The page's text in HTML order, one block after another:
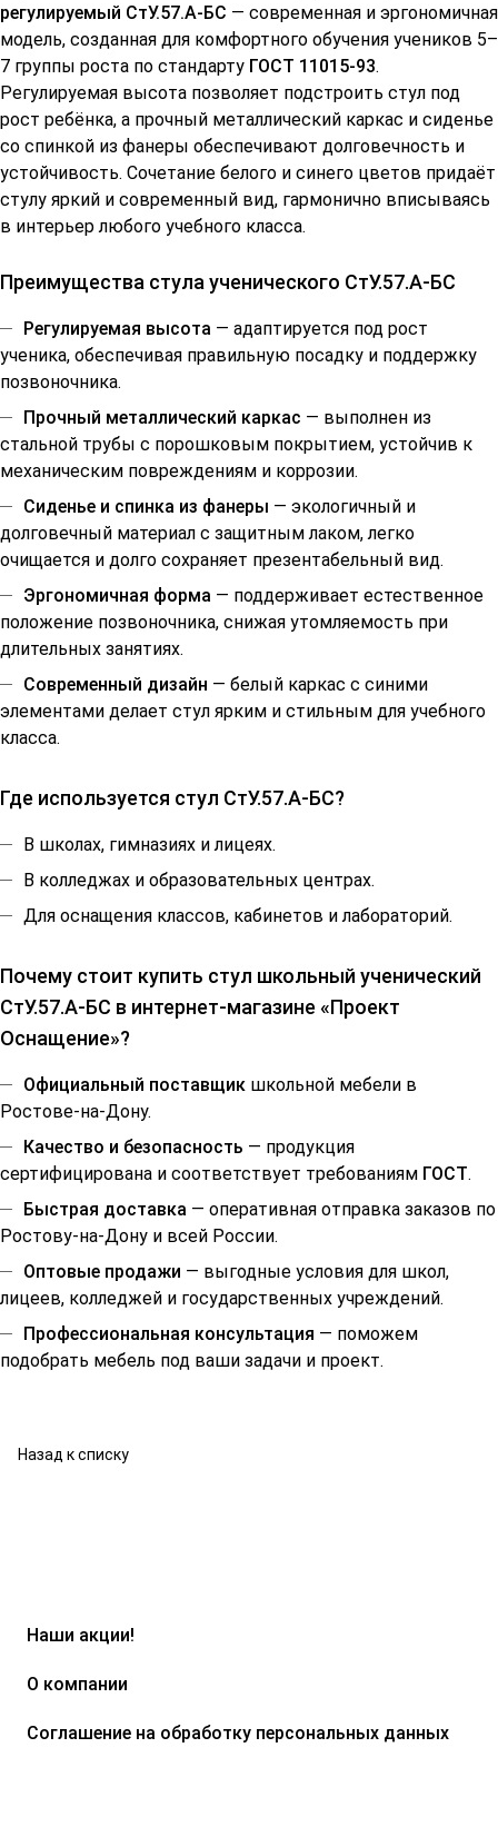
регулируемый СтУ.57.А-БС — современная и эргономичная
модель, созданная для комфортного обучения учеников 5–
7 группы роста по стандарту ГОСТ 11015-93.
Регулируемая высота позволяет подстроить стул под
рост ребёнка, а прочный металлический каркас и сиденье
со спинкой из фанеры обеспечивают долговечность и
устойчивость. Сочетание белого и синего цветов придаёт
стулу яркий и современный вид, гармонично вписываясь
в интерьер любого учебного класса.
Преимущества стула ученического СтУ.57.А-БС
Регулируемая высота — адаптируется под рост
ученика, обеспечивая правильную посадку и поддержку
позвоночника.
Прочный металлический каркас — выполнен из
стальной трубы с порошковым покрытием, устойчив к
механическим повреждениям и коррозии.
Сиденье и спинка из фанеры — экологичный и
долговечный материал с защитным лаком, легко
очищается и долго сохраняет презентабельный вид.
Эргономичная форма — поддерживает естественное
положение позвоночника, снижая утомляемость при
длительных занятиях.
Современный дизайн — белый каркас с синими
элементами делает стул ярким и стильным для учебного
класса.
Где используется стул СтУ.57.А-БС?
В школах, гимназиях и лицеях.
В колледжах и образовательных центрах.
Для оснащения классов, кабинетов и лабораторий.
Почему стоит купить стул школьный ученический
СтУ.57.А-БС в интернет-магазине «Проект
Оснащение»?
Официальный поставщик школьной мебели в
Ростове-на-Дону.
Качество и безопасность — продукция
сертифицирована и соответствует требованиям ГОСТ.
Быстрая доставка — оперативная отправка заказов по
Ростову-на-Дону и всей России.
Оптовые продажи — выгодные условия для школ,
лицеев, колледжей и государственных учреждений.
Профессиональная консультация — поможем
подобрать мебель под ваши задачи и проект.
Назад к списку
Наши акции!
О компании
Соглашение на обработку персональных данных